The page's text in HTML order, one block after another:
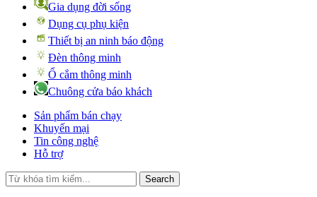
Gia dụng đời sống
Dụng cụ phụ kiện
Thiết bị an ninh báo động
Đèn thông minh
Ổ cắm thông minh
Chuông cửa báo khách
Sản phẩm bán chạy
Khuyến mại
Tin công nghệ
Hỗ trợ
Search